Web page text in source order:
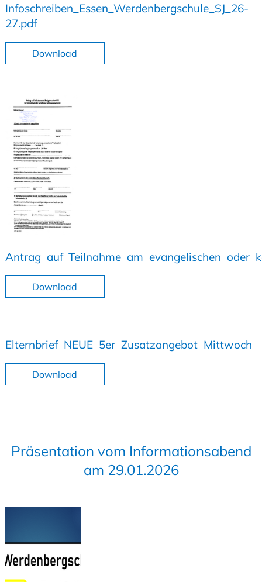
Infoschreiben_Essen_Werdenbergschule_SJ_26-
27.pdf
Download
Download
Download
Präsentation vom Informationsabend
am 29.01.2026